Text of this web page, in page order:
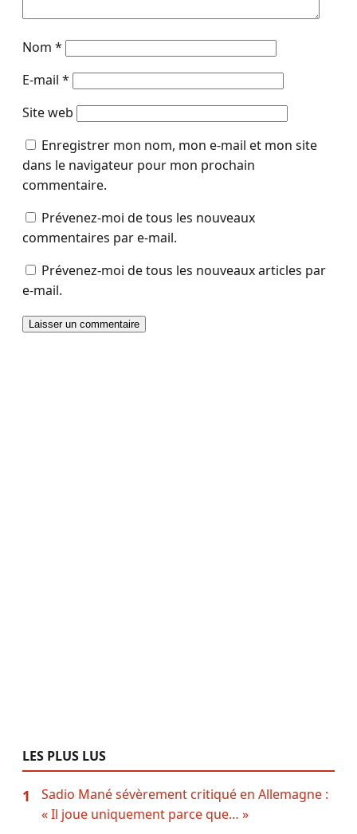
Nom *
E-mail *
Site web
Enregistrer mon nom, mon e-mail et mon site
dans le navigateur pour mon prochain
commentaire.
Prévenez-moi de tous les nouveaux
commentaires par e-mail.
Prévenez-moi de tous les nouveaux articles par
e-mail.
LES PLUS LUS
1
Sadio Mané sévèrement critiqué en Allemagne :
« Il joue uniquement parce que… »